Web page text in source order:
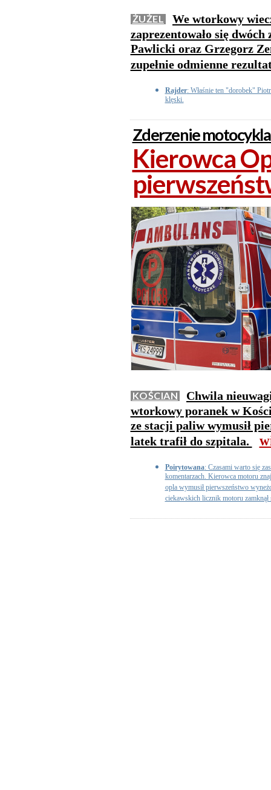
ŻUŻEL
We wtorkowy
zaprezentowało się
Pawlicki oraz Grzegorz
zupełnie odmienne
Rajder: Właśnie ten "dorobek"
klęski.
Zderzenie
Kierowca
KOŚCIAN
Chwila
wtorkowy poranek w
ze stacji paliw wymusił
latek trafił do szpitala.
Poirytowana: Czasami warto się
komentarzach. Kierowca motoru
opla wymusił pierwszeństwo
ciekawskich licznik motoru zamknął